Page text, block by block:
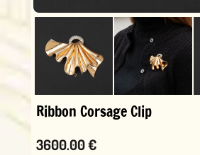
Ribbon Corsage Clip
3600.00 €